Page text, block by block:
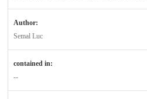
Author:
Semal Luc
contained in:
--